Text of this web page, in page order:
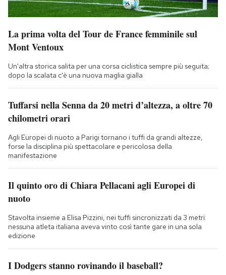
La prima volta del Tour de France femminile sul
Mont Ventoux
Un'altra storica salita per una corsa ciclistica sempre più seguita;
dopo la scalata c'è una nuova maglia gialla
Tuffarsi nella Senna da 20 metri d’altezza, a oltre 70
chilometri orari
Agli Europei di nuoto a Parigi tornano i tuffi da grandi altezze,
forse la disciplina più spettacolare e pericolosa della
manifestazione
Il quinto oro di Chiara Pellacani agli Europei di
nuoto
Stavolta insieme a Elisa Pizzini, nei tuffi sincronizzati da 3 metri:
nessuna atleta italiana aveva vinto così tante gare in una sola
edizione
I Dodgers stanno rovinando il baseball?